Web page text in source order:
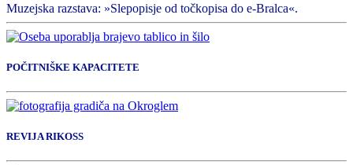
Muzejska razstava: »Slepopisje od točkopisa do e-Bralca«.
POČITNIŠKE KAPACITETE
REVIJA RIKOSS